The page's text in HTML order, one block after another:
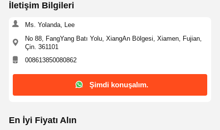
İletişim Bilgileri
Ms. Yolanda, Lee
No 88, FangYang Batı Yolu, XiangAn Bölgesi, Xiamen, Fujian,
Çin. 361101
008613850080862
Şimdi konuşalım.
En İyi Fiyatı Alın